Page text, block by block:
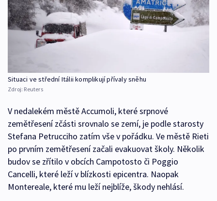
Situaci ve střední Itálii komplikují přívaly sněhu
Zdroj: Reuters
V nedalekém městě Accumoli, které srpnové
zemětřesení zčásti srovnalo se zemí, je podle starosty
Stefana Petrucciho zatím vše v pořádku. Ve městě Rieti
po prvním zemětřesení začali evakuovat školy. Několik
budov se zřítilo v obcích Campotosto či Poggio
Cancelli, které leží v blízkosti epicentra. Naopak
Montereale, které mu leží nejblíže, škody nehlásí.